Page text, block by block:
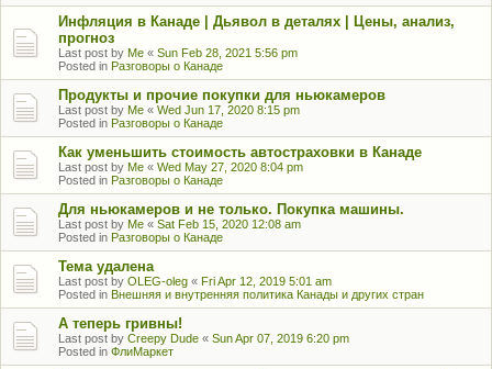
Инфляция в Канаде | Дьявол в деталях | Цены, анализ,
прогноз
Last post by Me « Sun Feb 28, 2021 5:56 pm
Posted in Разговоры о Канаде
Продукты и прочие покупки для ньюкамеров
Last post by Me « Wed Jun 17, 2020 8:15 pm
Posted in Разговоры о Канаде
Как уменьшить стоимость автостраховки в Канаде
Last post by Me « Wed May 27, 2020 8:04 pm
Posted in Разговоры о Канаде
Для ньюкамеров и не только. Покупка машины.
Last post by Me « Sat Feb 15, 2020 12:08 am
Posted in Разговоры о Канаде
Тема удалена
Last post by OLEG-oleg « Fri Apr 12, 2019 5:01 am
Posted in Внешняя и внутренняя политика Канады и других стран
А теперь гривны!
Last post by Creepy Dude « Sun Apr 07, 2019 6:20 pm
Posted in ФлиМаркет